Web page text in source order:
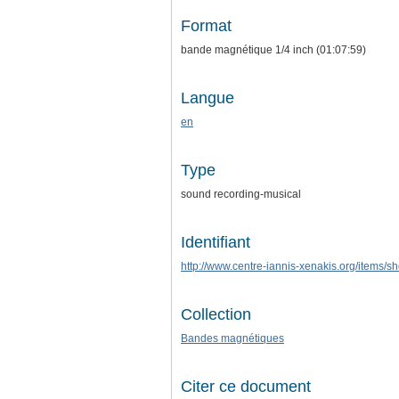
Format
bande magnétique 1/4 inch (01:07:59)
Langue
en
Type
sound recording-musical
Identifiant
http://www.centre-iannis-xenakis.org/items/
Collection
Bandes magnétiques
Citer ce document